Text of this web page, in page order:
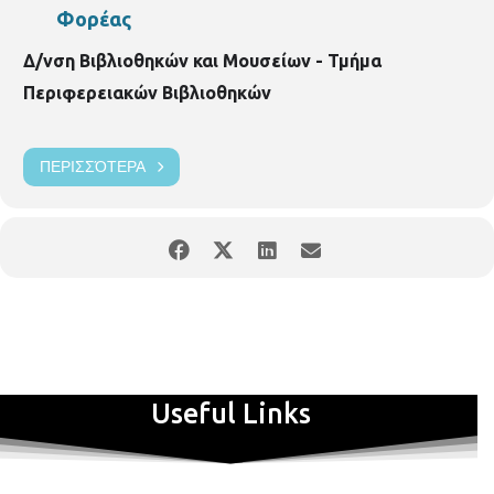
Φορέας
Δ/νση Βιβλιοθηκών και Μουσείων - Τμήμα
Περιφερειακών Βιβλιοθηκών
ΠΕΡΙΣΣΌΤΕΡΑ
Useful Links